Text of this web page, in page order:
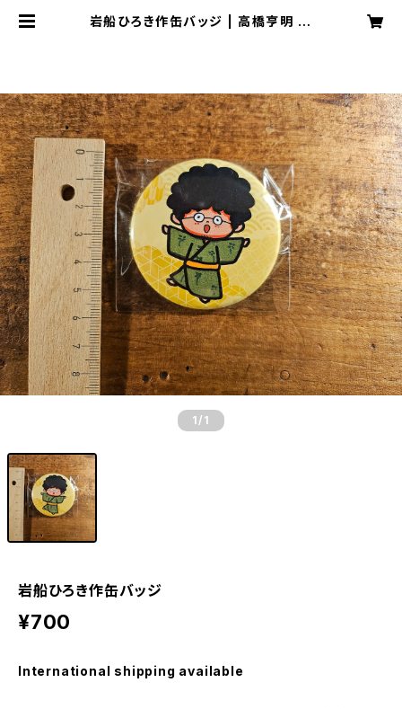
岩船ひろき作缶バッジ | 高橋亨明 W
1 /1
岩船ひろき作缶バッジ
¥700
International shipping available